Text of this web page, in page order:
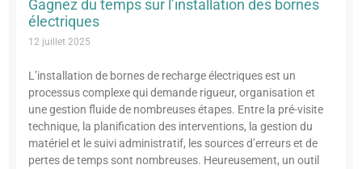
Gagnez du temps sur l’installation des bornes
électriques
12 juillet 2025
L’installation de bornes de recharge électriques est un
processus complexe qui demande rigueur, organisation et
une gestion fluide de nombreuses étapes. Entre la pré-visite
technique, la planification des interventions, la gestion du
matériel et le suivi administratif, les sources d’erreurs et de
pertes de temps sont nombreuses. Heureusement, un outil